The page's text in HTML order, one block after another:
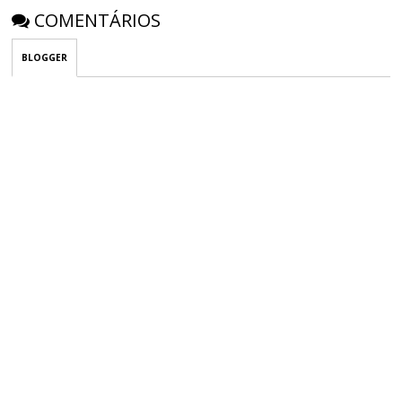
COMENTÁRIOS
BLOGGER